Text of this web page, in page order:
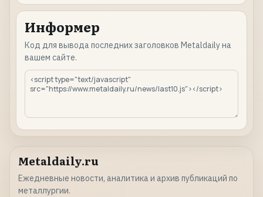
Информер
Код для вывода последних заголовков Metaldaily на
вашем сайте.
Metaldaily.ru
Ежедневные новости, аналитика и архив публикаций по
металлургии.